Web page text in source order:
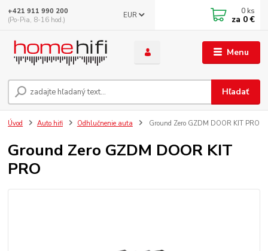
Menu
EUR
Hľadať
+421 911 990 200
(Po-Pia, 8-16 hod.)
0 ks
za 0 €
Úvod Auto hifi Odhlučnenie auta Ground Zero GZDM DOOR KIT PRO
Ground Zero GZDM DOOR KIT
PRO